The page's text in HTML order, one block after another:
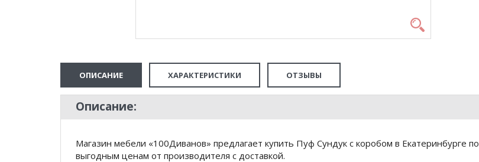
ОПИСАНИЕ ХАРАКТЕРИСТИКИ ОТЗЫВЫ
Описание:
Магазин мебели «100Диванов» предлагает купить Пуф Сундук с коробом в Екатеринбурге по
выгодным ценам от производителя с доставкой.